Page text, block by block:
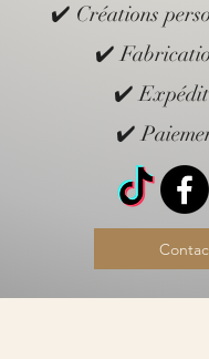
✔️ Créations
✔️
✔️
✔️